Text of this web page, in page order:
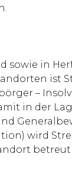
in
–
in der
wird